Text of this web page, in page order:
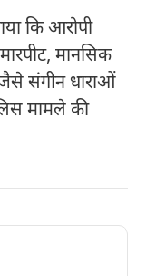
कि आरोपी
मानसिक
संगीन धाराओं
मामले की